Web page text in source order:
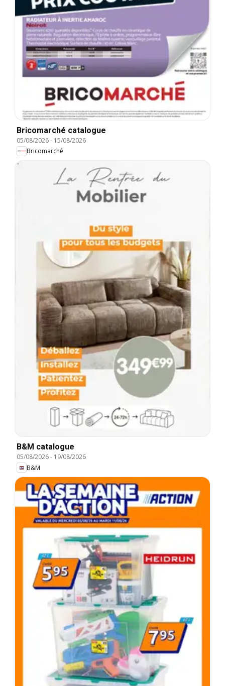
Bricomarché catalogue
05/08/2026- 15/08/2026
Bricomarché
B&M catalogue
05/08/2026- 19/08/2026
B&M